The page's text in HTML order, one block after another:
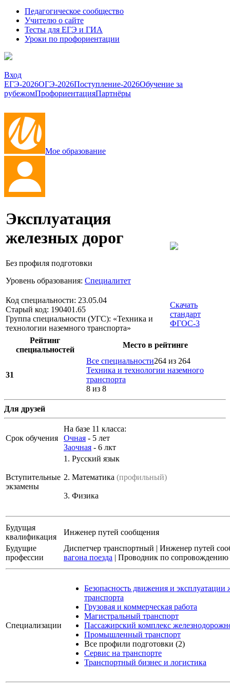
Педагогическое сообщество
Учителю о сайте
Тесты для ЕГЭ и ГИА
Уроки по профориентации
Вход
ЕГЭ-2026ОГЭ-2026Поступление-2026Обучение за
рубежомПрофориентацияПартнёры
Мое образование
Эксплуатация
железных дорог
Без профиля подготовки
Уровень образования: Специалитет
Код специальности: 23.05.04
Старый код: 190401.65
Группа специальности (УГС): «Техника и
технологии наземного транспорта»
Скачать
стандарт
ФГОС-3
Рейтинг
специальностей
Место в рейтинге
31
Все специальности264 из 264
Техника и технологии наземного
транспорта
8 из 8
Для друзей
Срок обучения
На базе 11 класса:
Очная - 5 лет
Заочная - 6 лкт
Вступительные
экзамены
1. Русский язык
2. Математика (профильный)
3. Физика
Будущая
квалификация
Инженер путей сообщения
Будущие
профессии
Диспетчер транспортный | Инженер путей
вагона поезда | Проводник по сопровождению
Специализации
Безопасность движения и эксплуатации
транспорта
Грузовая и коммерческая работа
Магистральный транспорт
Пассажирский комплекс
Промышленный транспорт
Все профили подготовки (2)
Сервис на транспорте
Транспортный бизнес и логистика